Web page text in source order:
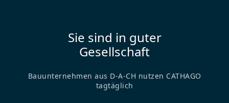
Sie sind in guter
Gesellschaft
Bauunternehmen aus D-A-CH nutzen CATHAGO
tagtäglich